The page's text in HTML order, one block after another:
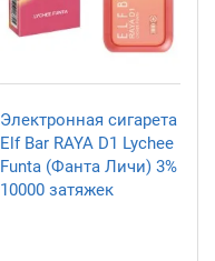
Электронная сигарета
Elf Bar RAYA D1 Lychee
Funta (Фанта Личи) 3%
10000 затяжек